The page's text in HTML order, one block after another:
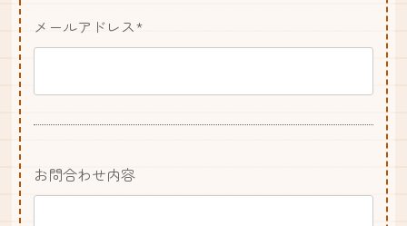
メールアドレス*
お問合わせ内容